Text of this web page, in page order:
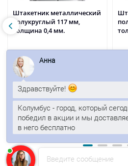
Штакетник металлический
полукруглый 117 мм,
толщина 0,4 мм.
54р. 45р.
В корзину
Быстрый заказ
Введите сообщение
Анна
Здравствуйте!
Колумбус - город, который
победил в акции и мы
в него бесплатно